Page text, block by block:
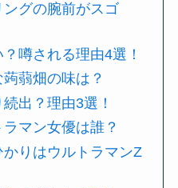
ングの腕前がスゴ
噂される理由4選！
蒟蒻畑の味は？
出？理由3選！
マン女優は誰？
かりはウルトラマンZ